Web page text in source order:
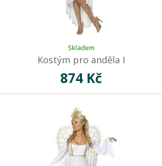
Skladem
Kostým pro anděla I
874 Kč